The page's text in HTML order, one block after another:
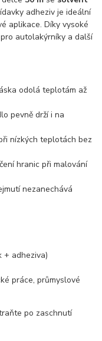
adheziv je ideální
aplikace. Díky vysoké
autolakýrníky a další
odolá teplotám až
pevně drží i na
nízkých teplotách bez
hranic při malování
nezanechává
+ adheziva)
práce, průmyslové
po zaschnutí